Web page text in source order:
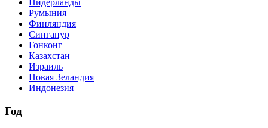
Нидерланды
Румыния
Финляндия
Сингапур
Гонконг
Казахстан
Израиль
Новая Зеландия
Индонезия
Год